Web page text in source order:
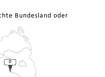
Bundesland oder
0